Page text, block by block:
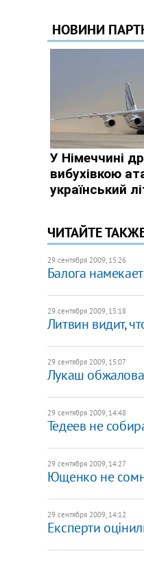
ЧИТАЙТЕ
29 сентября 2009, 15:26
Балога
29 сентября 2009, 15:18
Литвин видит,
29 сентября 2009, 15:07
Лукаш
29 сентября 2009, 14:48
Тедеев не
29 сентября 2009, 14:27
Ющенко не
29 сентября 2009, 14:12
Експерти